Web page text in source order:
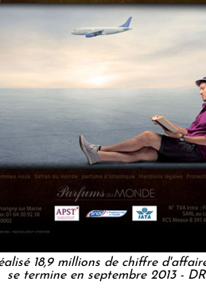
18,9 millions de chiffre
se termine en septembre 2013 - DR